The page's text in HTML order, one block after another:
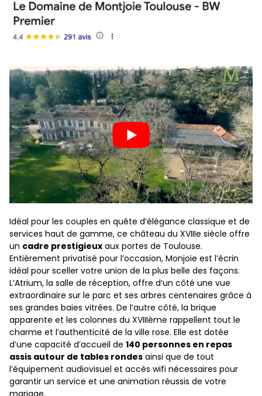
Idéal pour les couples en quête d’élégance classique et de
services haut de gamme, ce château du XVIIIe siècle offre
un cadre prestigieux aux portes de Toulouse.
Entièrement privatisé pour l’occasion, Monjoie est l’écrin
idéal pour sceller votre union de la plus belle des façons.
L’Atrium, la salle de réception, offre d’un côté une vue
extraordinaire sur le parc et ses arbres centenaires grâce à
ses grandes baies vitrées. De l’autre côté, la brique
apparente et les colonnes du XVIIIème rappellent tout le
charme et l’authenticité de la ville rose. Elle est dotée
d’une capacité d’accueil de 140 personnes en repas
assis autour de tables rondes ainsi que de tout
l’équipement audiovisuel et accès wifi nécessaires pour
garantir un service et une animation réussis de votre